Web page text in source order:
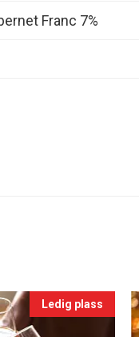
Franc 7%
Ledig plass